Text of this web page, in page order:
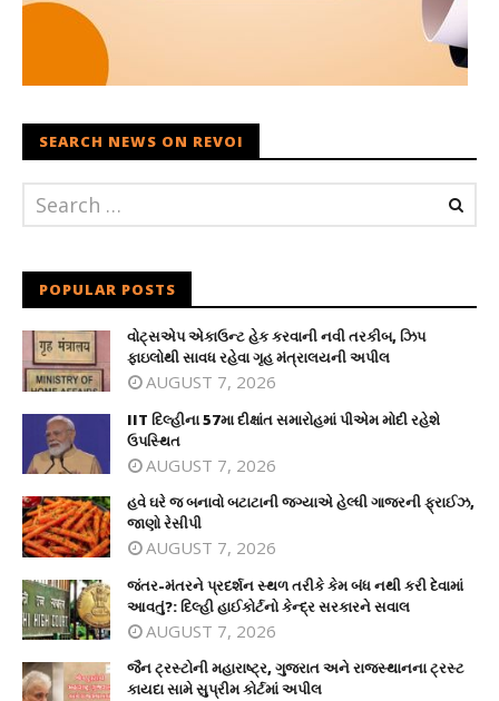
SEARCH NEWS ON REVOI
POPULAR POSTS
વોટ્સએપ એકાઉન્ટ હેક કરવાની નવી તરકીબ, ઝિપ
ફાઇલોથી સાવધ રહેવા ગૃહ મંત્રાલયની અપીલ
AUGUST 7, 2026
IIT દિલ્હીના 57મા દીક્ષાંત સમારોહમાં પીએમ મોદી રહેશે
ઉપસ્થિત
AUGUST 7, 2026
હવે ઘરે જ બનાવો બટાટાની જગ્યાએ હેલ્ધી ગાજરની ફ્રાઈઝ,
જાણો રેસીપી
AUGUST 7, 2026
જંતર-મંતરને પ્રદર્શન સ્થળ તરીકે કેમ બંધ નથી કરી દેવામાં
આવતું?: દિલ્હી હાઈકોર્ટનો કેન્દ્ર સરકારને સવાલ
AUGUST 7, 2026
જૈન ટ્રસ્ટોની મહારાષ્ટ્ર, ગુજરાત અને રાજસ્થાનના ટ્રસ્ટ
કાયદા સામે સુપ્રીમ કોર્ટમાં અપીલ